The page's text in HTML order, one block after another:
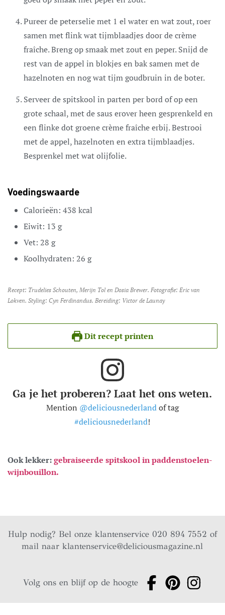
Pureer de peterselie met 1 el water en wat zout, roer
samen met flink wat tijmblaadjes door de crème
fraîche. Breng op smaak met zout en peper. Snijd de
rest van de appel in blokjes en bak samen met de
hazelnoten en nog wat tijm goudbruin in de boter.
Serveer de spitskool in parten per bord of op een
grote schaal, met de saus erover heen gesprenkeld en
een flinke dot groene crème fraîche erbij. Bestrooi
met de appel, hazelnoten en extra tijmblaadjes.
Besprenkel met wat olijfolie.
Voedingswaarde
Calorieën: 438 kcal
Eiwit: 13 g
Vet: 28 g
Koolhydraten: 26 g
Recept: Trudelies Schouten, Merijn Tol en Dosia Brewer. Fotografie: Eric van
Lokven. Styling: Cyn Ferdinandus. Bereiding: Victor de Launay
Dit recept printen
Ga je het proberen? Laat het ons weten.
Mention @deliciousnederlandof tag
#deliciousnederland!
Ook lekker:gebraiseerde spitskool in paddenstoelen-
wijnbouillon.
Hulp nodig? Bel onze klantenservice 020 894 7552 of
mail naarklantenservice@deliciousmagazine.nl
Volg ons en blijf op de hoogte